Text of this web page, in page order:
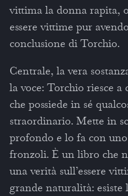
vittima la donna rapita,
essere vittime pur
conclusione di Torchio.
Centrale, la vera
la voce: Torchio riesce a
che possiede in sé
straordinario. Mette in
profondo e lo fa con
fronzoli. È un libro che
una verità sull’essere
grande naturalità: esiste